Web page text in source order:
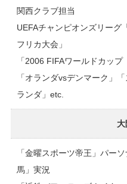
関西クラブ担当
UEFAチャンピオンズリーグ
フリカ大会」
「2006 FIFAワールドカッ
「オランダvsデンマーク」
ランダ」etc.
「金曜スポーツ帝王」パー
馬」実況